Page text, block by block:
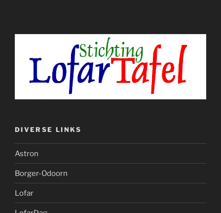
DIVERSE LINKS
Astron
Borger-Odoorn
Lofar